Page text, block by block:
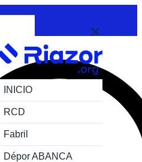
INICIO
RCD
Fabril
Dépor ABANCA